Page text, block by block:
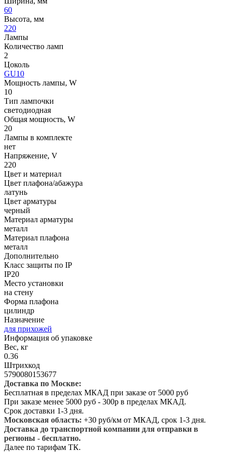
60
Высота, мм
220
Лампы
Количество ламп
2
Цоколь
GU10
Мощность лампы, W
10
Тип лампочки
светодиодная
Общая мощность, W
20
Лампы в комплекте
нет
Напряжение, V
220
Цвет и материал
Цвет плафона/абажура
латунь
Цвет арматуры
черный
Материал арматуры
металл
Материал плафона
металл
Дополнительно
Класс защиты по IP
IP20
Место установки
на стену
Форма плафона
цилиндр
Назначение
для прихожей
Информация об упаковке
Вес, кг
0.36
Штрихкод
5790080153677
Доставка по Москве:
Бесплатная в пределах МКАД при заказе от 5000 руб
При заказе менее 5000 руб - 300р в пределах МКАД.
Срок доставки 1-3 дня.
Московская область: +30 руб/км от МКАД, срок 1-3 дня.
Доставка до транспортной компании для отправки в
регионы - бесплатно.
Далее по тарифам ТК.